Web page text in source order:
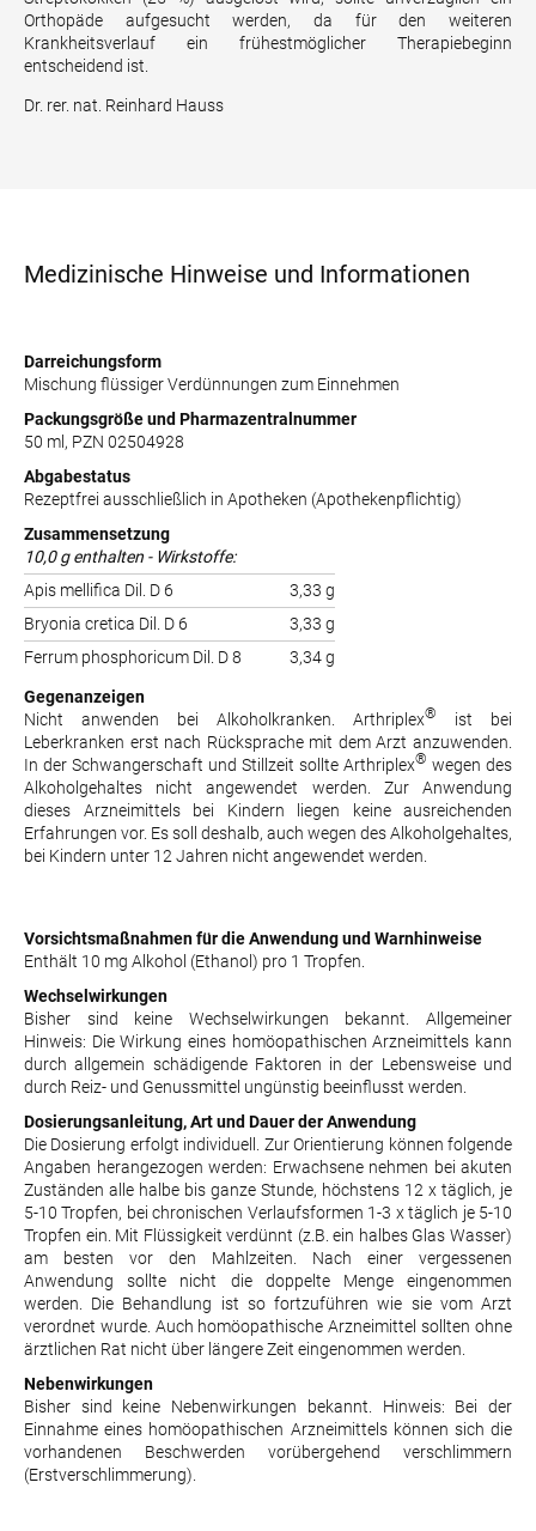
Orthopäde aufgesucht werden, da für den weiteren
Krankheitsverlauf ein frühestmöglicher Therapiebeginn
entscheidend ist.
Dr. rer. nat. Reinhard Hauss
Medizinische Hinweise und Informationen
Darreichungsform
Mischung flüssiger Verdünnungen zum Einnehmen
Packungsgröße und Pharmazentralnummer
50 ml, PZN 02504928
Abgabestatus
Rezeptfrei ausschließlich in Apotheken (Apothekenpflichtig)
Zusammensetzung
10,0 g enthalten - Wirkstoffe:
Apis mellifica Dil. D 6
3,33 g
Bryonia cretica Dil. D 6
3,33 g
Ferrum phosphoricum Dil. D 8
3,34 g
Gegenanzeigen
Nicht anwenden bei Alkoholkranken. Arthriplex®
ist bei
Leberkranken erst nach Rücksprache mit dem Arzt anzuwenden.
In der Schwangerschaft und Stillzeit sollte Arthriplex® wegen des
Alkoholgehaltes nicht angewendet werden. Zur Anwendung
dieses Arzneimittels bei Kindern liegen keine ausreichenden
Erfahrungen vor. Es soll deshalb, auch wegen des Alkoholgehaltes,
bei Kindern unter 12 Jahren nicht angewendet werden.
Vorsichtsmaßnahmen für die Anwendung und Warnhinweise
Enthält 10 mg Alkohol (Ethanol) pro 1 Tropfen.
Wechselwirkungen
Bisher sind keine Wechselwirkungen bekannt. Allgemeiner
Hinweis: Die Wirkung eines homöopathischen Arzneimittels kann
durch allgemein schädigende Faktoren in der Lebensweise und
durch Reiz- und Genussmittel ungünstig beeinflusst werden.
Dosierungsanleitung, Art und Dauer der Anwendung
Die Dosierung erfolgt individuell. Zur Orientierung können folgende
Angaben herangezogen werden: Erwachsene nehmen bei akuten
Zuständen alle halbe bis ganze Stunde, höchstens 12 x täglich, je
5-10 Tropfen, bei chronischen Verlaufsformen 1-3 x täglich je 5-10
Tropfen ein. Mit Flüssigkeit verdünnt (z.B. ein halbes Glas Wasser)
am besten vor den Mahlzeiten. Nach einer vergessenen
Anwendung sollte nicht die doppelte Menge eingenommen
werden. Die Behandlung ist so fortzuführen wie sie vom Arzt
verordnet wurde. Auch homöopathische Arzneimittel sollten ohne
ärztlichen Rat nicht über längere Zeit eingenommen werden.
Nebenwirkungen
Bisher sind keine Nebenwirkungen bekannt. Hinweis: Bei der
Einnahme eines homöopathischen Arzneimittels können sich die
vorhandenen Beschwerden vorübergehend verschlimmern
(Erstverschlimmerung).